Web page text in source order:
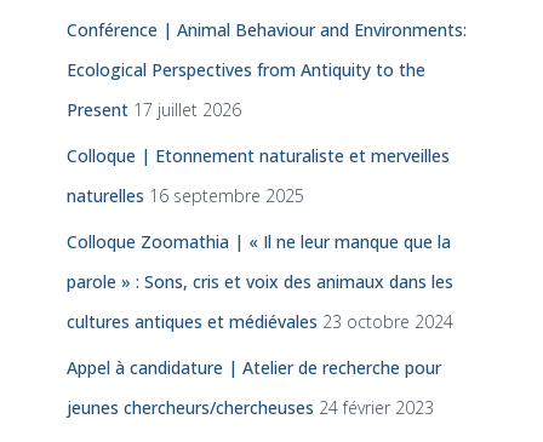
Conférence | Animal Behaviour and Environments:
Ecological Perspectives from Antiquity to the
Present 17 juillet 2026
Colloque | Etonnement naturaliste et merveilles
naturelles 16 septembre 2025
Colloque Zoomathia | « Il ne leur manque que la
parole » : Sons, cris et voix des animaux dans les
cultures antiques et médiévales 23 octobre 2024
Appel à candidature | Atelier de recherche pour
jeunes chercheurs/chercheuses 24 février 2023